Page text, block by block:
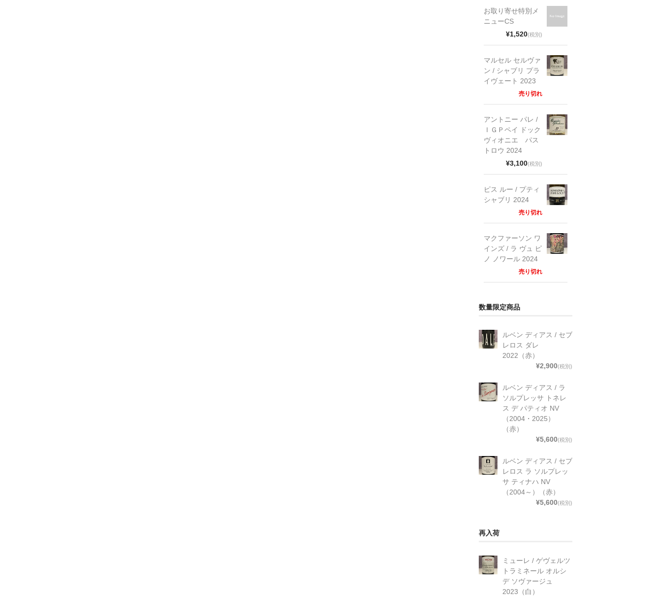
お取り寄せ特別メ
ニューCS
¥1,520(税別)
マルセル セルヴァ
ン / シャブリ プラ
イヴェート 2023
売り切れ
アントニー パレ /
ＩＧＰペイ ドック
ヴィオニエ パス
トロウ 2024
¥3,100(税別)
ピス ルー / プティ
シャブリ 2024
売り切れ
マクファーソン ワ
インズ / ラ ヴュ ピ
ノ ノワール 2024
売り切れ
数量限定商品
ルベン ディアス / セブ
レロス ダレ
2022（赤）
¥2,900(税別)
ルベン ディアス / ラ
ソルプレッサ トネレ
ス デ パティオ NV
（2004・2025）
（赤）
¥5,600(税別)
ルベン ディアス / セブ
レロス ラ ソルプレッ
サ ティナハ NV
（2004～）（赤）
¥5,600(税別)
再入荷
ミューレ / ゲヴェルツ
トラミネール オルシ
デ ソヴァージュ
2023（白）